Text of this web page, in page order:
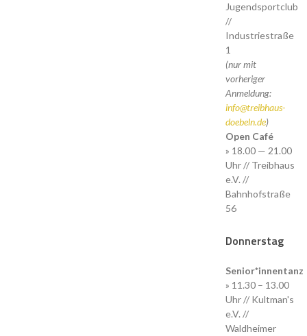
Jugendsportclub
//
Industriestraße
1
(nur mit
vorheriger
Anmeldung:
info@treibhaus-
doebeln.de)
Open Café
» 18.00 — 21.00
Uhr // Treibhaus
e.V. //
Bahnhofstraße
56
Donnerstag
Senior*innentanz
» 11.30 – 13.00
Uhr // Kultman's
e.V. //
Waldheimer